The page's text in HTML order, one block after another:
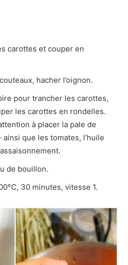
carottes et couper en
hacher l’oignon.
pour trancher les carottes,
les carottes en rondelles.
à placer la pale de
que les tomates, l’huile
de bouillon.
30 minutes, vitesse 1.